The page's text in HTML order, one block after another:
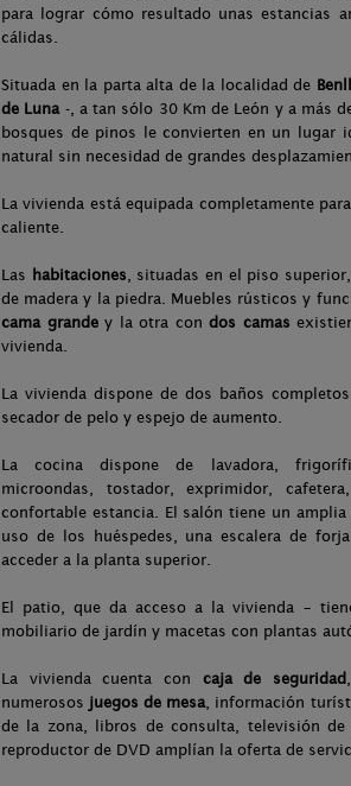
para lograr cómo resultado unas estancias
cálidas.
Situada en la parta alta de la localidad de
de Luna-, a tan sólo 30 Km de León y a más
bosques de pinos le convierten en un lugar
natural sin necesidad de grandes
La vivienda está equipada completamente para
caliente.
Las habitaciones, situadas en el piso
de madera y la piedra. Muebles rústicos y
cama grandey la otra con dos camas
vivienda.
La vivienda dispone de dos baños
secador de pelo y espejo de aumento.
La cocina dispone de lavadora,
microondas, tostador, exprimidor,
confortable estancia. El salón tiene un
uso de los huéspedes, una escalera de
acceder a la planta superior.
El patio, que da acceso a la vivienda –
mobiliario de jardín y macetas con plantas
La vivienda cuenta con caja de seguridad
numerosos juegos de mesa, información
de la zona, libros de consulta, televisión
reproductor de DVD amplían la oferta de